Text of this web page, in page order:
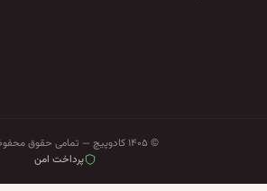
© ۱۴۰۵ کادوپیچ — تمامی حقوق محفوظ است
پرداخت امن